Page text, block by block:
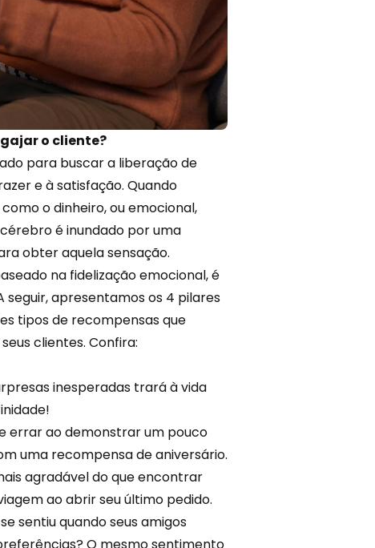
o cliente?
para buscar a liberação de
e à satisfação. Quando
o dinheiro, ou emocional,
é inundado por uma
obter aquela sensação.
na fidelização emocional, é
seguir, apresentamos os 4 pilares
tipos de recompensas que
clientes. Confira:
inesperadas trará à vida
errar ao demonstrar um pouco
uma recompensa de aniversário.
agradável do que encontrar
ao abrir seu último pedido.
sentiu quando seus amigos